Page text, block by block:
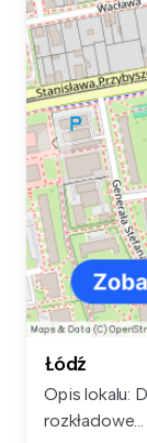
Łódź
Opis lokalu:
rozkładowe...